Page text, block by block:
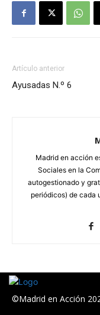
Artículo anterior
Ayusadas N.º 6
Madrid en acción
Sociales en la
autogestionado y
periódicos) de cada
©Madrid en Acción